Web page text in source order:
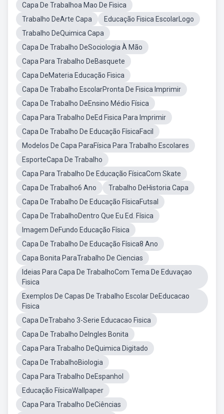
Capa De Trabalhoa Mao De Fisica
Trabalho DeArte Capa
Educação Fisica EscolarLogo
Trabalho DeQuimica Capa
Capa De Trabalho DeSociologia À Mão
Capa Para Trabalho DeBasquete
Capa DeMateria Educação Fisica
Capa De Trabalho EscolarPronta De Fisica Imprimir
Capa De Trabalho DeEnsino Médio Física
Capa Para Trabalho DeEd Fisica Para Imprimir
Capa De Trabalho De Educação FísicaFacil
Modelos De Capa ParaFísica Para Trabalho Escolares
EsporteCapa De Trabalho
Capa Para Trabalho De Educação FísicaCom Skate
Capa De Trabalho6 Ano
Trabalho DeHistoria Capa
Capa De Trabalho De Educação FísicaFutsal
Capa De TrabalhoDentro Que Eu Ed. Física
Imagem DeFundo Educação Física
Capa De Trabalho De Educação Física8 Ano
Capa Bonita ParaTrabalho De Ciencias
Ideias Para Capa De TrabalhoCom Tema De Eduvaçao
Fisica
Exemplos De Capas De Trabalho Escolar DeEducacao
Fisica
Capa DeTrabaho 3-Serie Educacao Fisica
Capa De Trabalho DeIngles Bonita
Capa Para Trabalho DeQuimica Digitado
Capa De TrabalhoBiologia
Capa Para Trabalho DeEspanhol
Educação FísicaWallpaper
Capa Para Trabalho DeCiências